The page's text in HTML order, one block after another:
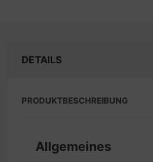
DETAILS
PRODUKTBESCHREIBUNG
Allgemeines